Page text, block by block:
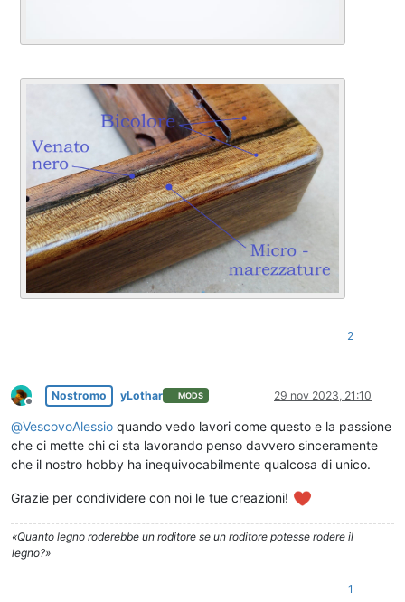
2
Non in linea
Nostromo yLothar MODS 29 nov 2023, 21:10
@VescovoAlessio quando vedo lavori come questo e la passione
che ci mette chi ci sta lavorando penso davvero sinceramente
che il nostro hobby ha inequivocabilmente qualcosa di unico.
Grazie per condividere con noi le tue creazioni!
«Quanto legno roderebbe un roditore se un roditore potesse rodere il
legno?»
1